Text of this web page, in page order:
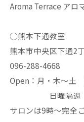
Aroma Terrace アロ
◯熊本下通教室
熊本市中央区下通2
096-288-4668
Open：月・木〜
日曜隔週
サロンは9時〜完全